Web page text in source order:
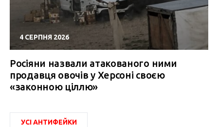
4 СЕРПНЯ 2026
Росіяни назвали атакованого ними
продавця овочів у Херсоні своєю
«законною ціллю»
УСІ АНТИФЕЙКИ